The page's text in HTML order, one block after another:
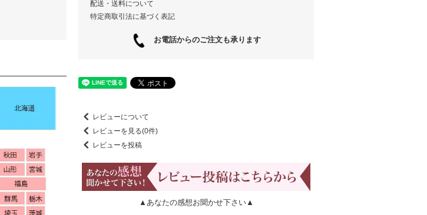
配送・送料について
特定商取引法に基づく表記
お電話からのご注文も承ります
レビューについて
レビューを見る(0件)
レビューを投稿
▲あなたの感想お聞かせ下さい▲